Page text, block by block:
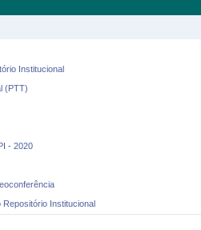
Institucional
(PTT)
- 2020
Institucional